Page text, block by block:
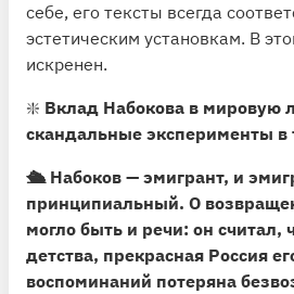
себе, его тексты всегда
эстетическим установкам. В
искренен.
❇️ Вклад Набокова в мировую
скандальные эксперименты в
🛳 Набоков — эмигрант, и
принципиальный. О
могло быть и речи: он считал,
детства, прекрасная Россия
воспоминаний потеряна